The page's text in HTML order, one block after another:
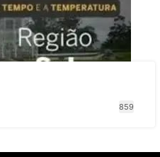
Sul terá
de trovoadas
(9)
859